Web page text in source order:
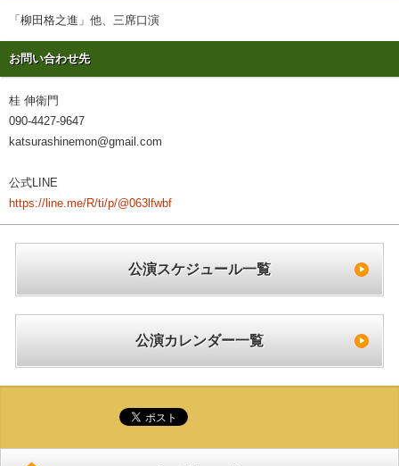
「柳田格之進」他、三席口演
お問い合わせ先
桂 伸衛門
090-4427-9647
katsurashinemon@gmail.com
公式LINE
https://line.me/R/ti/p/@063lfwbf
公演スケジュール一覧
公演カレンダー一覧